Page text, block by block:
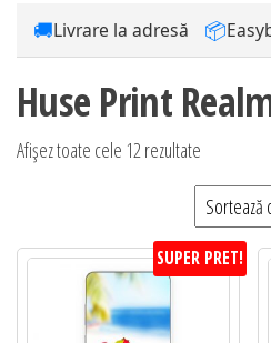
🚚Livrare la adresă 📦
Huse Print
Afișez toate cele 12 rezultate
după
preț:
de
la
SUPER PRET!